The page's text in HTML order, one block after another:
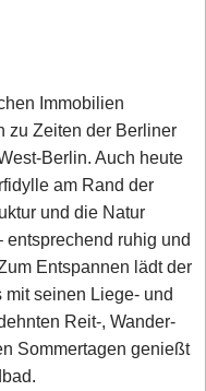
Immobilien
zu Zeiten der Berliner
Berlin. Auch heute
am Rand der
und die Natur
ruhig und
Entspannen lädt der
seinen Liege- und
Reit-, Wander-
Sommertagen genießt